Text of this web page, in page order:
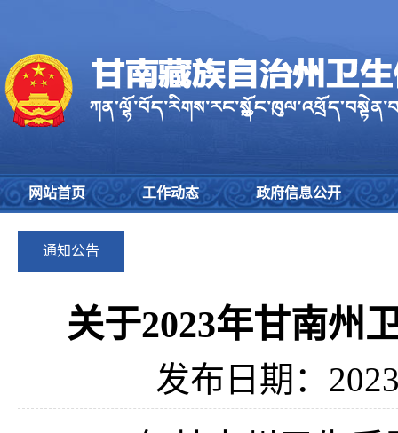
网站首页 工作动态 政府信息公开
通知公告
关于2023年甘南州
发布日期：